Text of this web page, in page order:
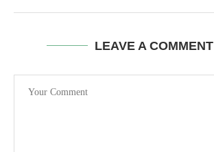
LEAVE A COMMENT